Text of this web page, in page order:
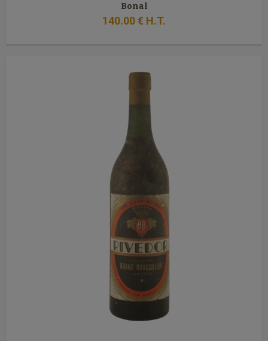
Bonal
140.00€ H.T.